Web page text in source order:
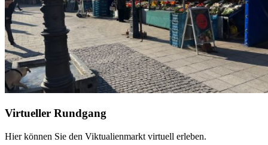
Virtueller Rundgang
Hier können Sie den Viktualienmarkt virtuell erleben.